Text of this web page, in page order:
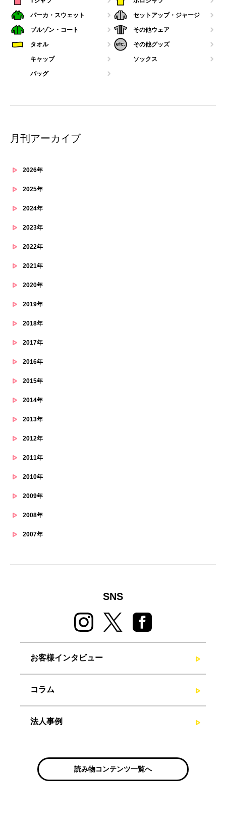
パーカ・スウェット セットアップ・ジャージ
ブルゾン・コート その他ウェア
タオル その他グッズ
キャップ ソックス
バッグ
月刊アーカイブ
2026年
2025年
2024年
2023年
2022年
2021年
2020年
2019年
2018年
2017年
2016年
2015年
2014年
2013年
2012年
2011年
2010年
2009年
2008年
2007年
SNS
お客様インタビュー
コラム
法人事例
読み物コンテンツ一覧へ